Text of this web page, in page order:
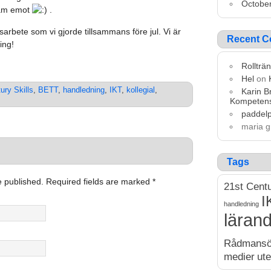
emot
som vi gjorde tillsammans före jul. Vi är
Skills, BETT, handledning, IKT, kollegial ,
published. Required fields are marked *
Recent
Hel on
Karin
maria
Tags
21st
handledning
medier ute